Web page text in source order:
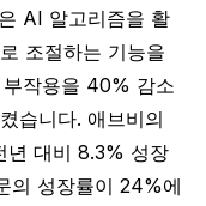
AI 알고리즘을 활
조절하는 기능을
작용을 40% 감소
습니다. 애브비의
년 대비 8.3% 성장
의 성장률이 24%에